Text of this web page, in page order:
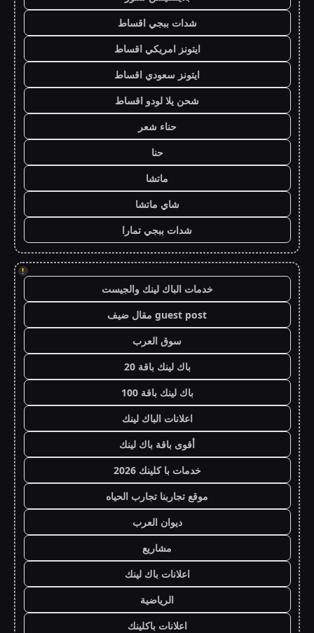
شدات ببجي اقساط
ايتونز امريكي اقساط
ايتونز سعودي اقساط
شحن يلا لودو اقساط
حناء شعر
حنا
ماتشا
شاي ماتشا
شدات ببجي تمارا
!
خدمات الباك لينك والجيست
guest post مقال ضيف
سوق العرب
باك لينك باقة 20
باك لينك باقة 100
اعلانات الباك لينك
أقوى باقة باك لينك
خدمات با كلينك 2026
موقع تجاربنا تجارب الحياه
ديوان العرب
مشاريع
اعلانات باك لينك
الرياضية
اعلانات باكلينك